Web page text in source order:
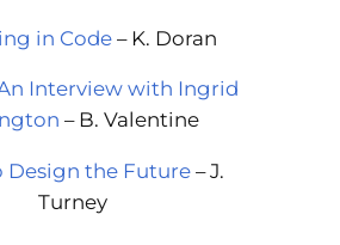
in Code– K. Doran
Interview with Ingrid
– B. Valentine
Design the Future– J.
Turney